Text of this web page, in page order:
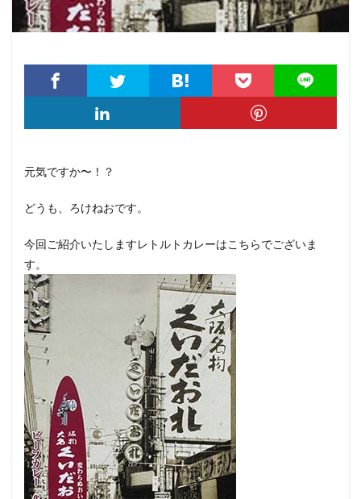
元気ですか〜！？
どうも、ろけねおです。
今回ご紹介いたしますレトルトカレーはこちらでございま
す。